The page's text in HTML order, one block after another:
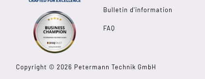
Bulletin d'information
FAQ
Copyright © 2026 Petermann Technik GmbH